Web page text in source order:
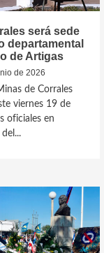
será sede
departamental
de Artigas
de 2026
de Corrales
viernes 19 de
oficiales en